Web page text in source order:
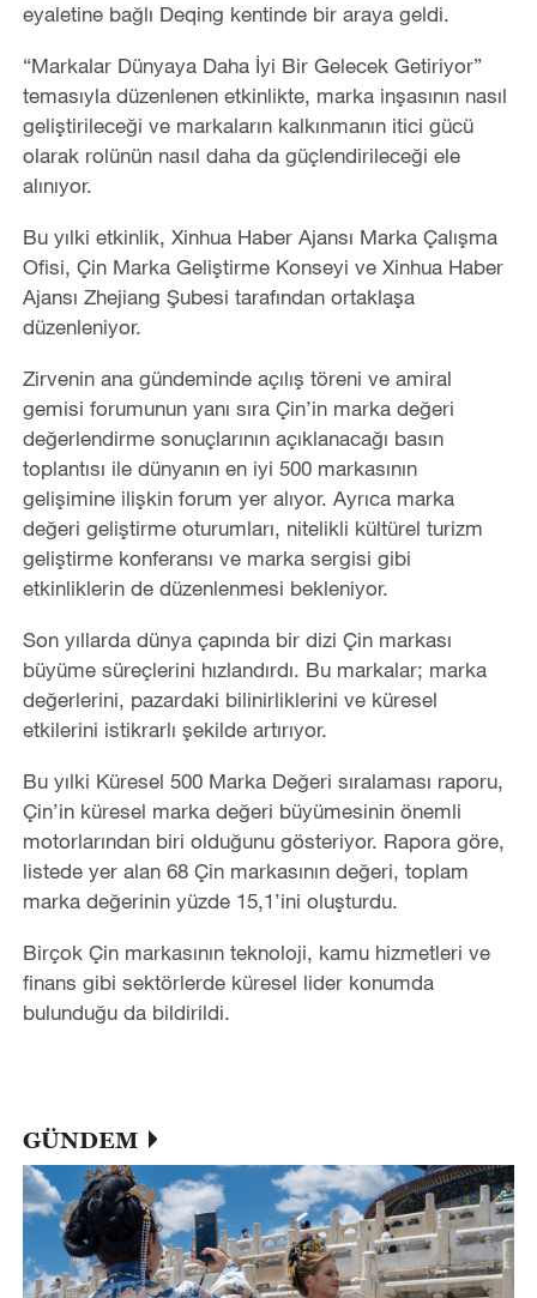
eyaletine bağlı Deqing kentinde bir araya geldi.
“Markalar Dünyaya Daha İyi Bir Gelecek Getiriyor”
temasıyla düzenlenen etkinlikte, marka inşasının nasıl
geliştirileceği ve markaların kalkınmanın itici gücü
olarak rolünün nasıl daha da güçlendirileceği ele
alınıyor.
Bu yılki etkinlik, Xinhua Haber Ajansı Marka Çalışma
Ofisi, Çin Marka Geliştirme Konseyi ve Xinhua Haber
Ajansı Zhejiang Şubesi tarafından ortaklaşa
düzenleniyor.
Zirvenin ana gündeminde açılış töreni ve amiral
gemisi forumunun yanı sıra Çin’in marka değeri
değerlendirme sonuçlarının açıklanacağı basın
toplantısı ile dünyanın en iyi 500 markasının
gelişimine ilişkin forum yer alıyor. Ayrıca marka
değeri geliştirme oturumları, nitelikli kültürel turizm
geliştirme konferansı ve marka sergisi gibi
etkinliklerin de düzenlenmesi bekleniyor.
Son yıllarda dünya çapında bir dizi Çin markası
büyüme süreçlerini hızlandırdı. Bu markalar; marka
değerlerini, pazardaki bilinirliklerini ve küresel
etkilerini istikrarlı şekilde artırıyor.
Bu yılki Küresel 500 Marka Değeri sıralaması raporu,
Çin’in küresel marka değeri büyümesinin önemli
motorlarından biri olduğunu gösteriyor. Rapora göre,
listede yer alan 68 Çin markasının değeri, toplam
marka değerinin yüzde 15,1’ini oluşturdu.
Birçok Çin markasının teknoloji, kamu hizmetleri ve
finans gibi sektörlerde küresel lider konumda
bulunduğu da bildirildi.
GÜNDEM